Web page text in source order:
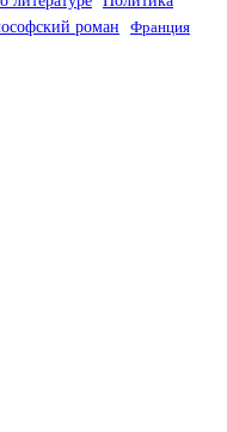
роман Франция